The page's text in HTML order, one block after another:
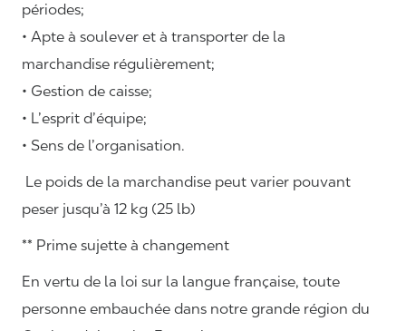
périodes;
• Apte à soulever et à transporter de la
marchandise régulièrement;
• Gestion de caisse;
• L’esprit d’équipe;
• Sens de l’organisation.
Le poids de la marchandise peut varier pouvant
peser jusqu’à 12 kg (25 lb)
** Prime sujette à changement
En vertu de la loi sur la langue française, toute
personne embauchée dans notre grande région du